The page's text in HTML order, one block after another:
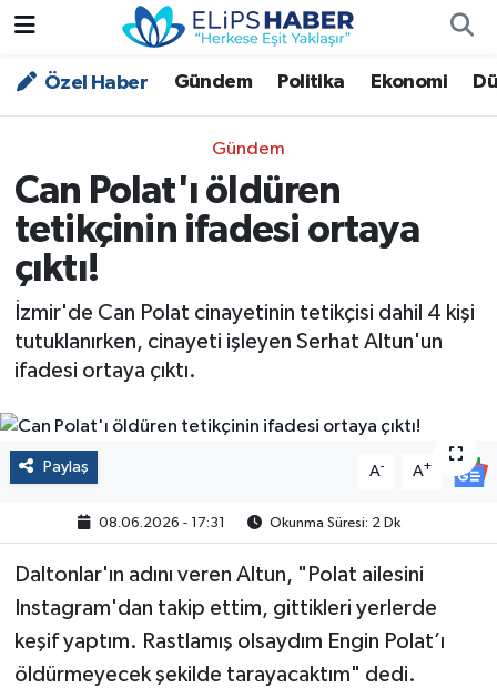
Özel Haber Gündem Politika Ekonomi
Gündem
Can Polat'ı öldüren
tetikçinin ifadesi ortaya
çıktı!
İzmir'de Can Polat cinayetinin tetikçisi dahil 4 kişi
tutuklanırken, cinayeti işleyen Serhat Altun'un
ifadesi ortaya çıktı.
Paylaş A- A+
08.06.2026 - 17:31 Okunma Süresi: 2 Dk
Daltonlar'ın adını veren Altun, "Polat ailesini
Instagram'dan takip ettim, gittikleri yerlerde
keşif yaptım. Rastlamış olsaydım Engin Polat’ı
öldürmeyecek şekilde tarayacaktım" dedi.
Özel Haber
Asayiş
Bilim - Teknoloji
Çevre - İklim
Dünya
Kültür - Sanat
Magazin
Spor
Nöbetçi Eczaneler
Trafik Durumu
Süper Lig Puan Durumu ve Fikstür
Tüm Manşetler
Son Dakika Haberleri